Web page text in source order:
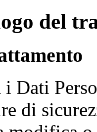
del
Dati
di